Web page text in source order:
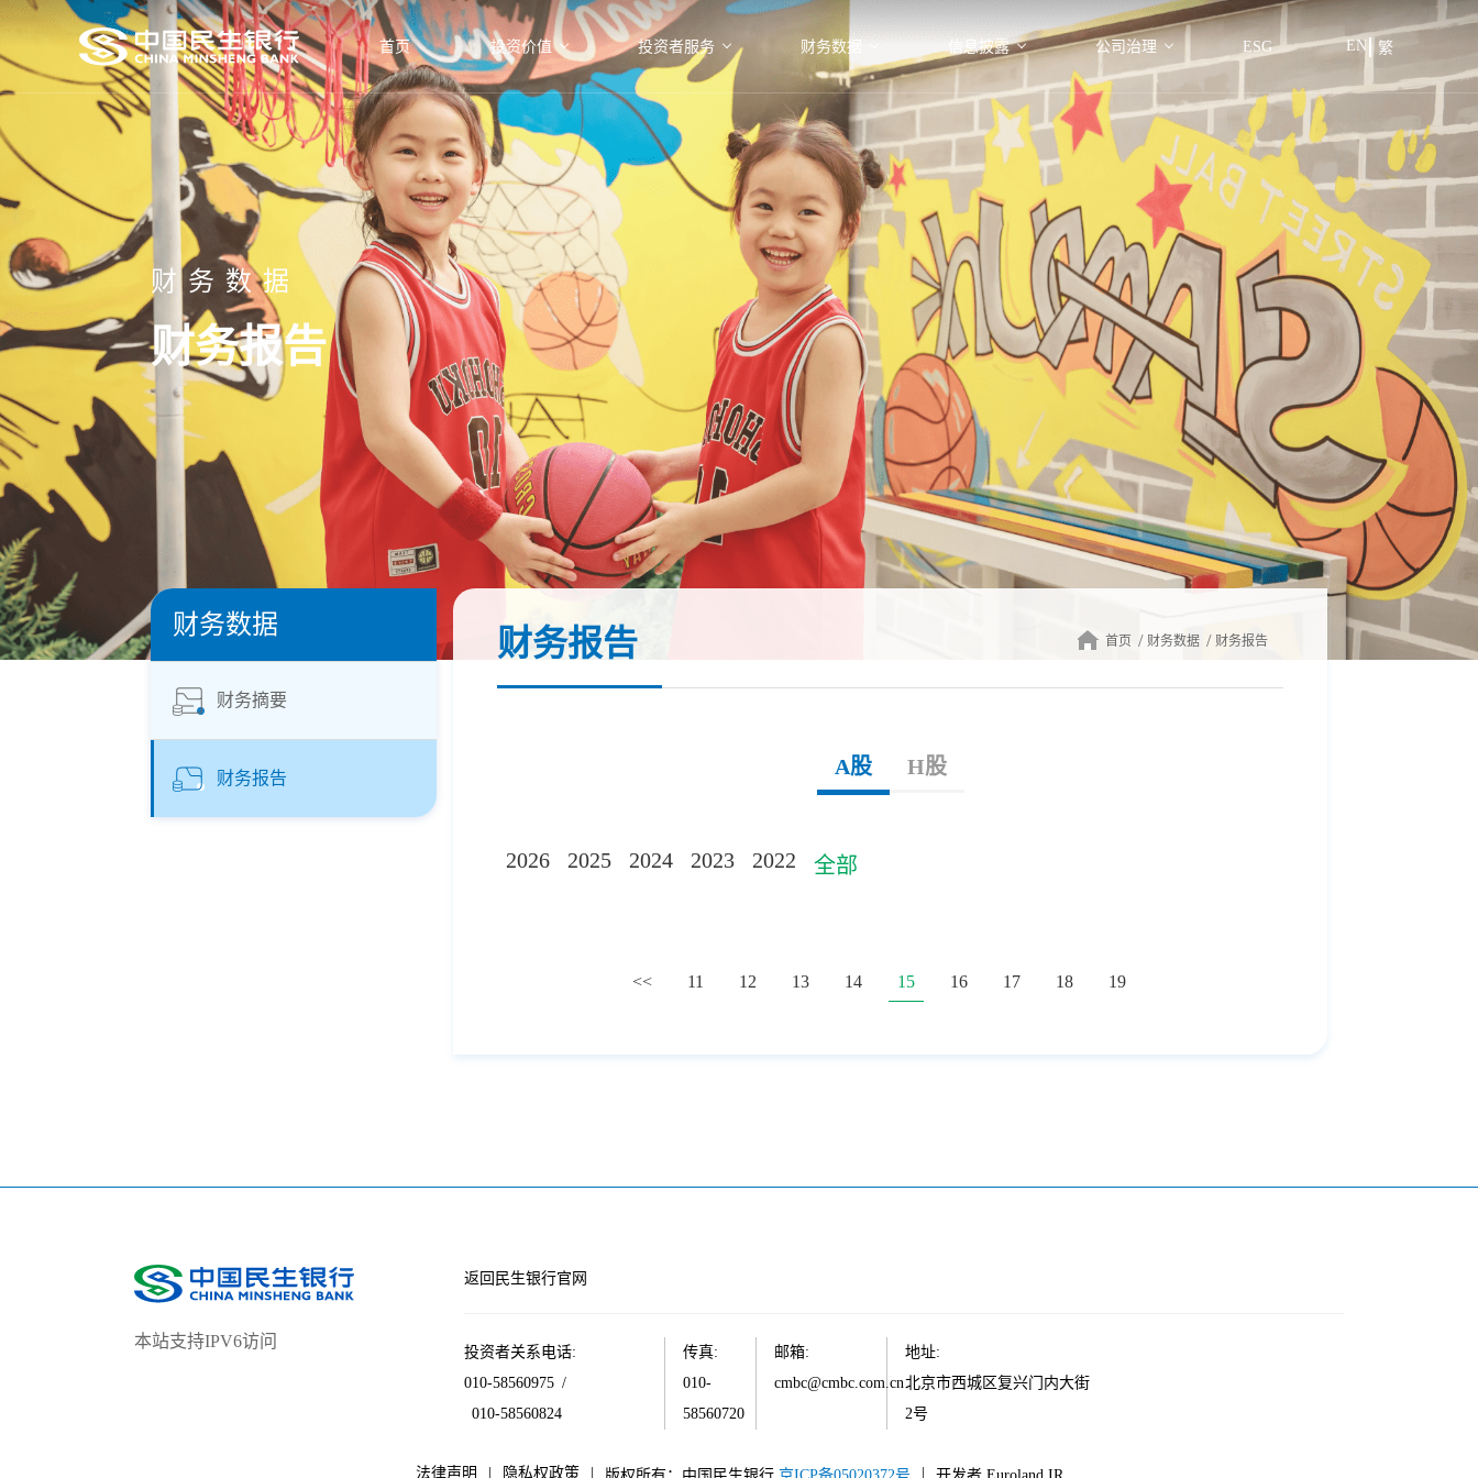
首页 投资价值 投资者服务 财务数据 信息披露 公司治理 ESG EN 繁
财务数据
财务报告
财务数据
财务摘要
财务报告
财务报告 首页 财务数据 财务报告
A股 H股
2026 2025 2024 2023 2022 全部
<< 11 12 13 14 15 16 17 18 19
本站支持IPV6访问
返回民生银行官网
投资者关系电话:
010-58560975 /
010-58560824
传真:
010-
58560720
邮箱:
cmbc@cmbc.com.cn
地址:
北京市西城区复兴门内大街
2号
法律声明 隐私权政策